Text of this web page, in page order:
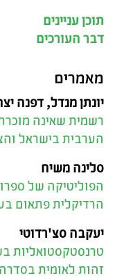
תוכן עניינים
דבר העורכים
מאמרים
יונתן מנדל, דפנה
רשמית שאינה
הערבית בישראל
סלינה משיח
הפוליטיקה של
הרדיקלית פתאום
יעקבה סצ'רדוטי
טרנסטקסטואליות
זהות לאומית